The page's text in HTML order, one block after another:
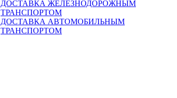
ДОСТАВКА ЖЕЛЕЗНОДОРОЖНЫМ
ТРАНСПОРТОМ
ДОСТАВКА АВТОМОБИЛЬНЫМ
ТРАНСПОРТОМ